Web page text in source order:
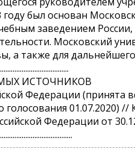
году был основан
заведением
Московский
а также для
ИСТОЧНИКОВ
Федерации
голосования 01.07.2020)
Федерации от